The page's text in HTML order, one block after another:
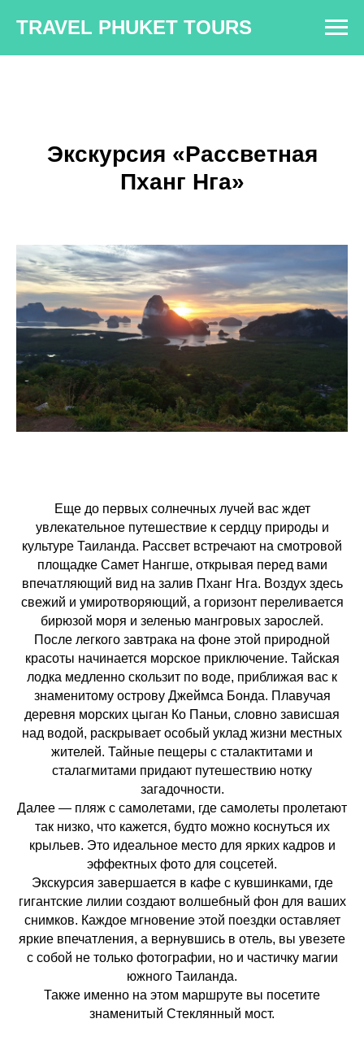
TRAVEL PHUKET TOURS
Экскурсия «Рассветная
Пханг Нга»
Еще до первых солнечных лучей вас ждет
увлекательное путешествие к сердцу природы и
культуре Таиланда. Рассвет встречают на смотровой
площадке Самет Нангше, открывая перед вами
впечатляющий вид на залив Пханг Нга. Воздух здесь
свежий и умиротворяющий, а горизонт переливается
бирюзой моря и зеленью мангровых зарослей.
После легкого завтрака на фоне этой природной
красоты начинается морское приключение. Тайская
лодка медленно скользит по воде, приближая вас к
знаменитому острову Джеймса Бонда. Плавучая
деревня морских цыган Ко Паньи, словно зависшая
над водой, раскрывает особый уклад жизни местных
жителей. Тайные пещеры с сталактитами и
сталагмитами придают путешествию нотку
загадочности.
Далее — пляж с самолетами, где самолеты пролетают
так низко, что кажется, будто можно коснуться их
крыльев. Это идеальное место для ярких кадров и
эффектных фото для соцсетей.
Экскурсия завершается в кафе с кувшинками, где
гигантские лилии создают волшебный фон для ваших
снимков. Каждое мгновение этой поездки оставляет
яркие впечатления, а вернувшись в отель, вы увезете
с собой не только фотографии, но и частичку магии
южного Таиланда.
Также именно на этом маршруте вы посетите
знаменитый Стеклянный мост.